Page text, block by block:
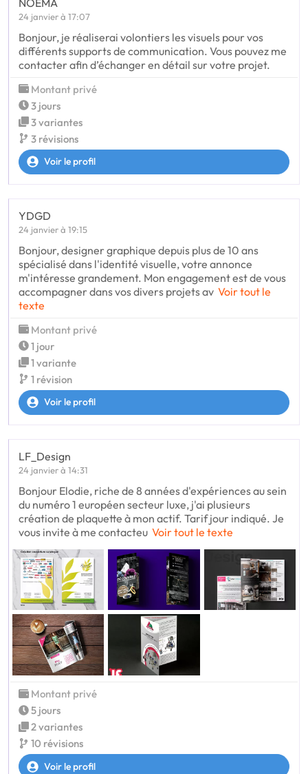
24 janvier à 17:07
Bonjour, je réaliserai volontiers les visuels pour vos
différents supports de communication. Vous pouvez me
contacter afin d’échanger en détail sur votre projet.
Montant privé
3 jours
3 variantes
3 révisions
Voir le profil
YDGD
24 janvier à 19:15
Bonjour, designer graphique depuis plus de 10 ans
spécialisé dans l'identité visuelle, votre annonce
m'intéresse grandement. Mon engagement est de vous
accompagner dans vos divers projets av Voir tout le
texte
Montant privé
1 jour
1 variante
1 révision
Voir le profil
LF_Design
24 janvier à 14:31
Bonjour Elodie, riche de 8 années d'expériences au sein
du numéro 1 européen secteur luxe, j'ai plusieurs
création de plaquette à mon actif. Tarif jour indiqué. Je
vous invite à me contacteu Voir tout le texte
Montant privé
5 jours
2 variantes
10 révisions
Voir le profil